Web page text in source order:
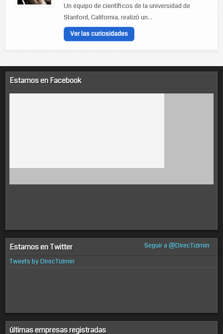
Un equipo de científicos de la universidad de
Stanford, California, realizó un...
Ver las curiosidades
Estamos en Facebook
Estamos en Twitter
Seguir a @DirecTizimin
Tweets by DirecTizimin
últimas empresas registradas